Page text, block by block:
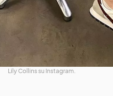
Lily Collins su Instagram.